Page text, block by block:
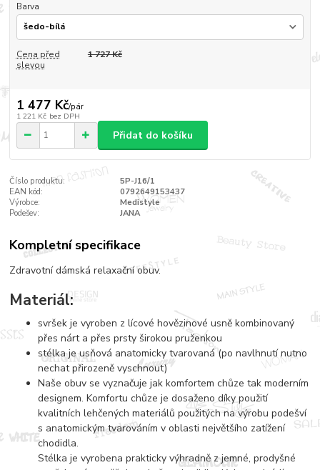
Barva
Cena před
slevou
1 727 Kč
1 477 Kč/pár
1 221 Kč bez DPH
Přidat do košíku
Číslo produktu:
5P-J16/1
EAN kód:
0792649153437
Výrobce:
Medistyle
Podešev:
JANA
Kompletní specifikace
Zdravotní dámská relaxační obuv.
Materiál:
svršek je vyroben z lícové hovězinové usně kombinovaný
přes nárt a přes prsty širokou pruženkou
stélka je usňová anatomicky tvarovaná (po navlhnutí nutno
nechat přirozeně vyschnout)
Naše obuv se vyznačuje jak komfortem chůze tak moderním
designem. Komfortu chůze je dosaženo díky použití
kvalitních lehčených materiálů použitých na výrobu podešví
s anatomickým tvarováním v oblasti největšího zatížení
chodidla.
Stélka je vyrobena prakticky výhradně z jemné, prodyšné